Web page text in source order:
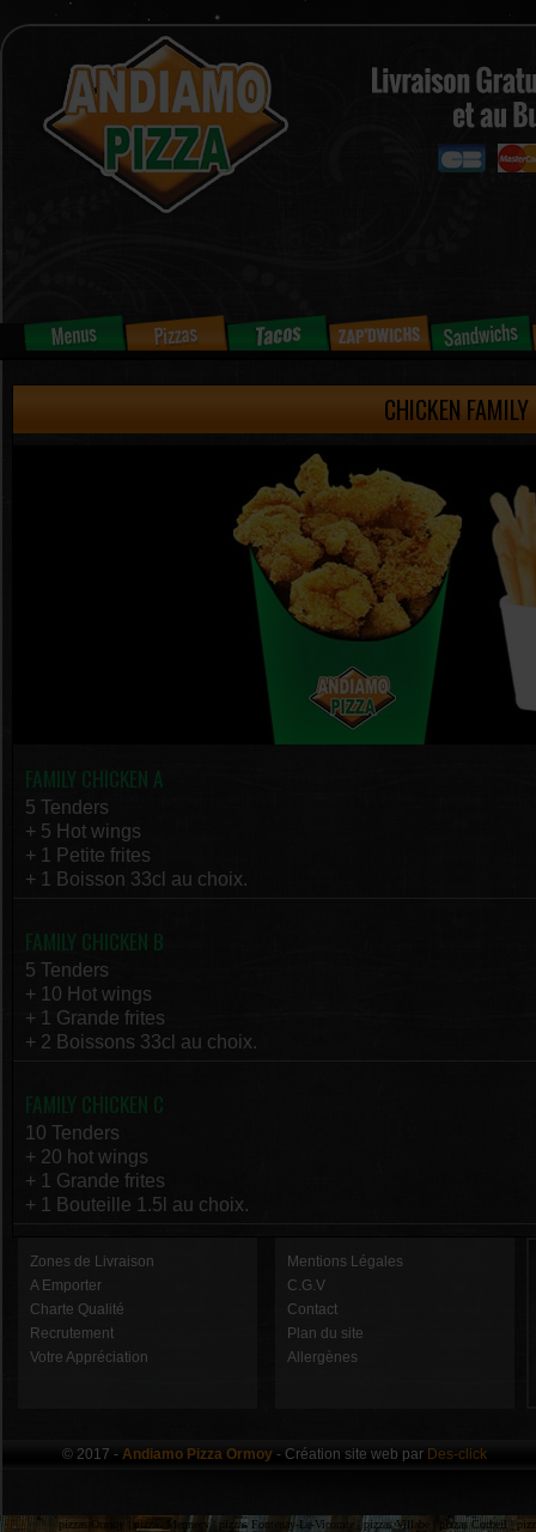
CHICKEN FAMILY
FAMILY CHICKEN A
5 Tenders
+ 5 Hot wings
+ 1 Petite frites
+ 1 Boisson 33cl au choix.
FAMILY CHICKEN B
5 Tenders
+ 10 Hot wings
+ 1 Grande frites
+ 2 Boissons 33cl au choix.
FAMILY CHICKEN C
10 Tenders
+ 20 hot wings
+ 1 Grande frites
+ 1 Bouteille 1.5l au choix.
Zones de Livraison
A Emporter
Charte Qualité
Recrutement
Votre Appréciation
Mentions Légales
C.G.V
Contact
Plan du site
Allergènes
© 2017 - Andiamo Pizza Ormoy - Création site web par Des-click
pizzas Ormoy | pizzas Mennecy | pizzas Fontenay-Le-Vicomte | pizzas Villabe | pizzas Corbeil |